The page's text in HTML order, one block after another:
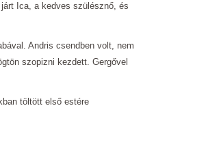
járt Ica, a kedves szülésznő, és
Andris csendben volt, nem
szopizni kezdett. Gergővel
töltött első estére